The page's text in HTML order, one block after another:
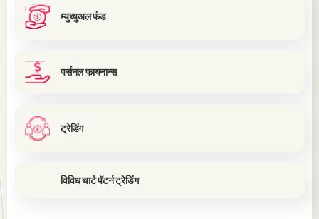
म्युच्युअल फंड
पर्सनल फायनान्स
ट्रेडिंग
विविध चार्ट पॅटर्न ट्रेडिंग